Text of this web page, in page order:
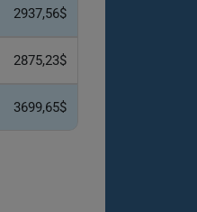
2937,56$
2875,23$
3699,65$